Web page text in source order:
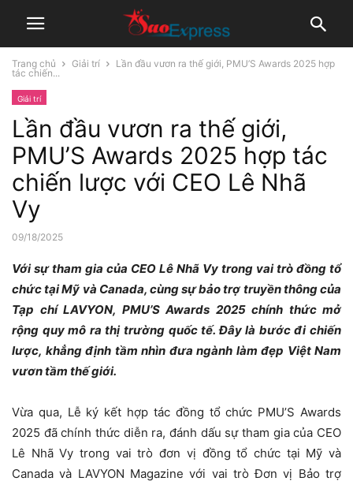
Trang chủ Giải trí
Lần đầu vươn ra thế giới, PMU’S Awards 2025 hợp
tác chiến...
Giải trí
Lần đầu vươn ra thế giới,
PMU’S Awards 2025 hợp tác
chiến lược với CEO Lê Nhã
Vy
09/18/2025
Với sự tham gia của CEO Lê Nhã Vy trong vai trò đồng tổ
chức tại Mỹ và Canada, cùng sự bảo trợ truyền thông của
Tạp chí LAVYON, PMU’S Awards 2025 chính thức mở
rộng quy mô ra thị trường quốc tế. Đây là bước đi chiến
lược, khẳng định tầm nhìn đưa ngành làm đẹp Việt Nam
vươn tầm thế giới.
Vừa qua, Lễ ký kết hợp tác đồng tổ chức PMU’S Awards
2025 đã chính thức diễn ra, đánh dấu sự tham gia của CEO
Lê Nhã Vy trong vai trò đơn vị đồng tổ chức tại Mỹ và
Canada và LAVYON Magazine với vai trò Đơn vị Bảo trợ